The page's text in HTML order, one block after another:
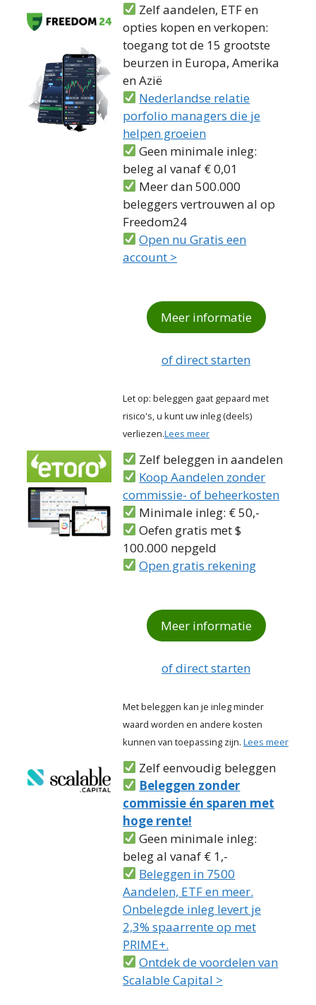
Zelf aandelen, ETF en
opties kopen en verkopen:
toegang tot de 15 grootste
beurzen in Europa, Amerika
en Azië
Nederlandse relatie
porfolio managers die je
helpen groeien
Geen minimale inleg:
beleg al vanaf € 0,01
Meer dan 500.000
beleggers vertrouwen al op
Freedom24
Open nu Gratis een
account >
Meer informatie
of direct starten
Let op: beleggen gaat gepaard met
risico's, u kunt uw inleg (deels)
verliezen.Lees meer
Zelf beleggen in aandelen
Koop Aandelen zonder
commissie- of beheerkosten
Minimale inleg: € 50,-
Oefen gratis met $
100.000 nepgeld
Open gratis rekening
Meer informatie
of direct starten
Met beleggen kan je inleg minder
waard worden en andere kosten
kunnen van toepassing zijn. Lees meer
Zelf eenvoudig beleggen
Beleggen zonder
commissie én sparen met
hoge rente!
Geen minimale inleg:
beleg al vanaf € 1,-
Beleggen in 7500
Aandelen, ETF en meer.
Onbelegde inleg levert je
2,3% spaarrente op met
PRIME+.
Ontdek de voordelen van
Scalable Capital >